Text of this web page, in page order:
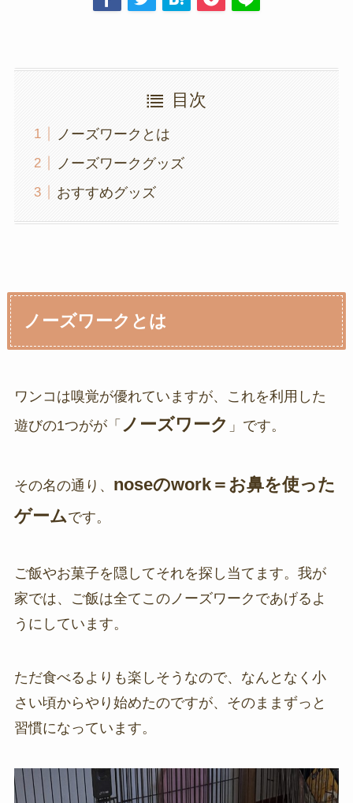
目次
ノーズワークとは
ノーズワークグッズ
おすすめグッズ
ノーズワークとは
ワンコは嗅覚が優れていますが、これを利用した
遊びの1つがが「 ノーズワーク 」です。
その名の通り、 noseのwork＝お鼻を使った
ゲームです。
ご飯やお菓子を隠してそれを探し当てます。我が
家では、ご飯は全てこのノーズワークであげるよ
うにしています。
ただ食べるよりも楽しそうなので、なんとなく小
さい頃からやり始めたのですが、そのままずっと
習慣になっています。